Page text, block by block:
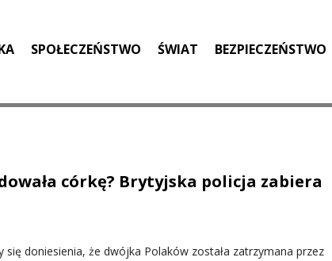
SPOŁECZEŃSTWO ŚWIAT BEZPIECZEŃSTWO
córkę? Brytyjska policja zabiera
się doniesienia, że dwójka Polaków została zatrzymana przez